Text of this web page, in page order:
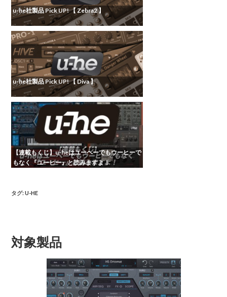
u-he社製品 Pick UP! 【 Zebra2 】
u-he社製品 Pick UP! 【 Diva 】
【連載もくじ】u-heはユーヘーでもウーヒーで
もなく『ユーヒー』と読みますよ！
タグ:U-HE
対象製品